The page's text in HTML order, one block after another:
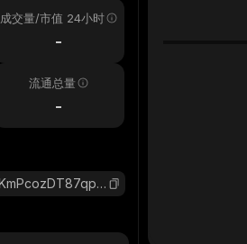
成交量/市值 24小时
-
流通总量
-
7DNKmPcozDT87qpQx47NMhjGV4FT8x8YetdiyQYTfFS4_solana